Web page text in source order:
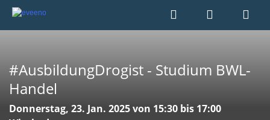
#AusbildungDrogist - Studium BWL-
Handel
Donnerstag, 23. Jan. 2025 von 15:30 bis 17:00